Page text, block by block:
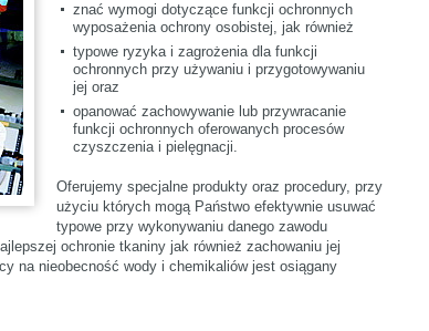
znać wymogi dotyczące funkcji ochronnych
wyposażenia ochrony osobistej, jak również
typowe ryzyka i zagrożenia dla funkcji
ochronnych przy używaniu i przygotowywaniu
jej oraz
opanować zachowywanie lub przywracanie
funkcji ochronnych oferowanych procesów
czyszczenia i pielęgnacji.
Oferujemy specjalne produkty oraz procedury, przy
użyciu których mogą Państwo efektywnie usuwać
typowe przy wykonywaniu danego zawodu
ochronie tkaniny jak również zachowaniu jej
na nieobecność wody i chemikaliów jest osiągany